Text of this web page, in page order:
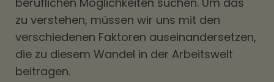
zu verstehen, müssen wir uns mit den
verschiedenen Faktoren auseinandersetzen,
die zu diesem Wandel in der Arbeitswelt
beitragen.